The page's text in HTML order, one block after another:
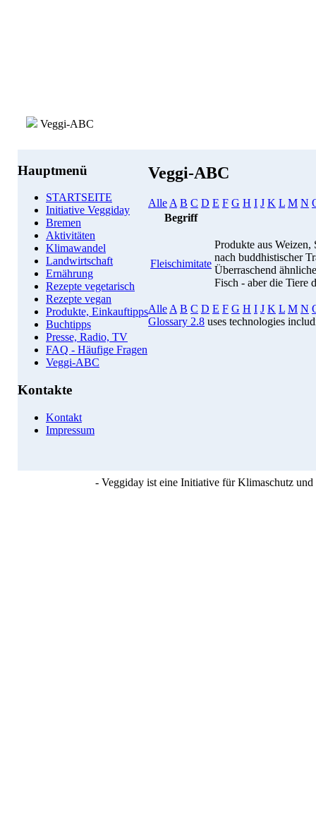
Veggi-ABC
Hauptmenü
STARTSEITE
Initiative Veggiday
Bremen
Aktivitäten
Klimawandel
Landwirtschaft
Ernährung
Rezepte vegetarisch
Rezepte vegan
Produkte, Einkauftipps
Buchtipps
Presse, Radio, TV
FAQ - Häufige Fragen
Veggi-ABC
Kontakte
Kontakt
Impressum
Veggi-ABC
Alle A B C D E F G H I J K L M N
Begriff
Fleischimitate
Produkte aus
nach buddhistischer
Überraschend
Fisch - aber die Tiere
Alle A B C D E F G H I J K L M N
Glossary 2.8 uses technologies
- Veggiday ist eine Initiative für Klimaschutz